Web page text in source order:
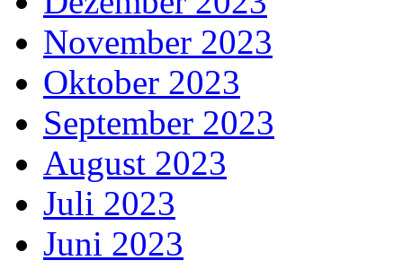
November 2023
Oktober 2023
September 2023
August 2023
Juli 2023
Juni 2023